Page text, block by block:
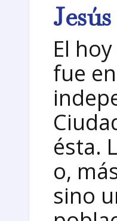
El
fue
ésta.
o,
sino